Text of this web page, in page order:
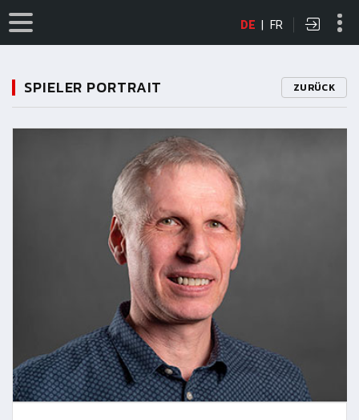
DE | FR
SPIELER PORTRAIT ZURÜCK